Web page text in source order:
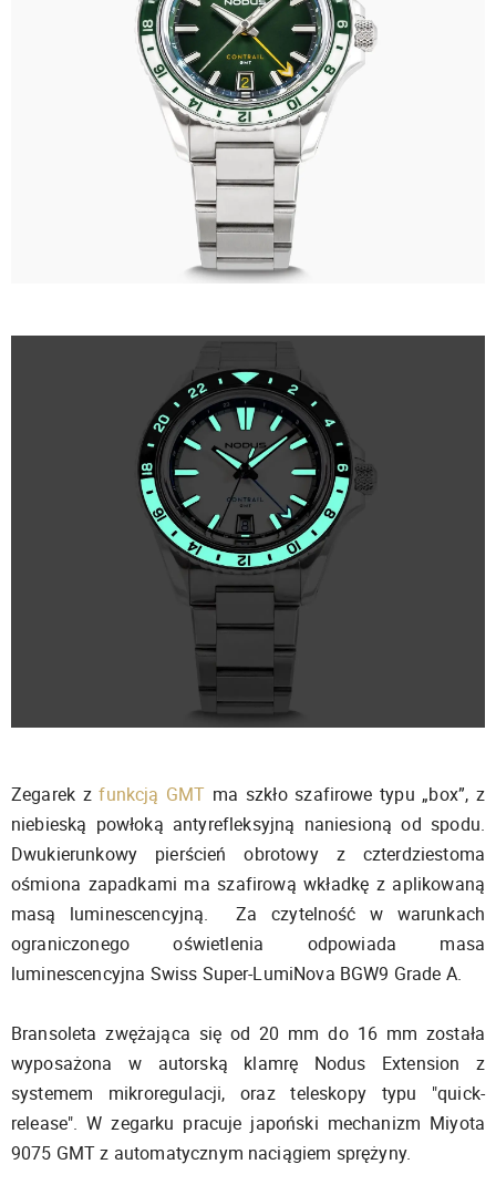
Zegarek zfunkcją GMT ma szkło szafirowe typu „box”, z
niebieską powłoką antyrefleksyjną naniesioną od spodu.
Dwukierunkowy pierścień obrotowy z czterdziestoma
ośmiona zapadkami ma szafirową wkładkę z aplikowaną
masą luminescencyjną. Za czytelność w warunkach
ograniczonego oświetlenia odpowiada masa
luminescencyjna Swiss Super-LumiNova BGW9 Grade A.
Bransoleta zwężająca się od 20 mm do 16 mm została
wyposażona w autorską klamrę Nodus Extension z
systemem mikroregulacji, oraz teleskopy typu "quick-
release". W zegarku pracuje japoński mechanizm Miyota
9075 GMT z automatycznym naciągiem sprężyny.